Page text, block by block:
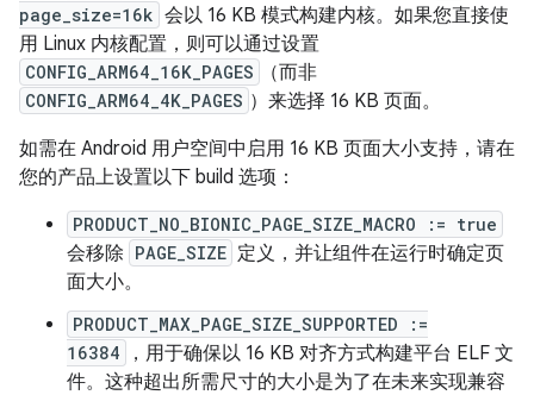
page_size=16k 会以 16 KB 模式构建内核。如果您直接使
用 Linux 内核配置，则可以通过设置
CONFIG_ARM64_16K_PAGES （而非
CONFIG_ARM64_4K_PAGES ）来选择 16 KB 页面。
如需在 Android 用户空间中启用 16 KB 页面大小支持，请在
您的产品上设置以下 build 选项：
PRODUCT_NO_BIONIC_PAGE_SIZE_MACRO := true
会移除 PAGE_SIZE 定义，并让组件在运行时确定页
面大小。
PRODUCT_MAX_PAGE_SIZE_SUPPORTED :=
16384
，用于确保以 16 KB 对齐方式构建平台 ELF 文
件。这种超出所需尺寸的大小是为了在未来实现兼容